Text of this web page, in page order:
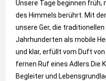
Unsere Tage beginnen früh,
des Himmels berührt. Mit
unsere Ger, die
Jahrhunderten als mobile
und klar, erfüllt vom Duft
fernen Ruf eines Adlers.Die
Begleiter und